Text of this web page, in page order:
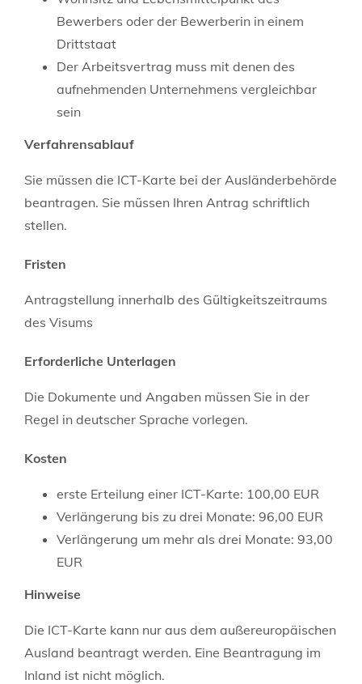
Bewerbers oder der Bewerberin in einem
Drittstaat
Der Arbeitsvertrag muss mit denen des
aufnehmenden Unternehmens vergleichbar
sein
Verfahrensablauf
Sie müssen die ICT-Karte bei der Ausländerbehörde
beantragen. Sie müssen Ihren Antrag schriftlich
stellen.
Fristen
Antragstellung innerhalb des Gültigkeitszeitraums
des Visums
Erforderliche Unterlagen
Die Dokumente und Angaben müssen Sie in der
Regel in deutscher Sprache vorlegen.
Kosten
erste Erteilung einer ICT-Karte: 100,00 EUR
Verlängerung bis zu drei Monate: 96,00 EUR
Verlängerung um mehr als drei Monate: 93,00
EUR
Hinweise
Die ICT-Karte kann nur aus dem außereuropäischen
Ausland beantragt werden. Eine Beantragung im
Inland ist nicht möglich.